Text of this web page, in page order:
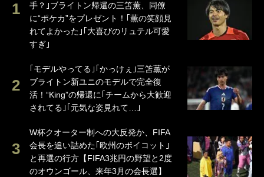
手？｣ブライトン帰還の三笘薫、同僚
に“ポケカ”をプレゼント！｢薫の笑顔見
れてよかった｣｢大喜びのリュテル可愛
すぎ｣
｢モデルやってる｣｢かっけぇ｣三笘薫が
ブライトン新ユニのモデルで完全復
活！“King”の帰還に｢チームから大歓迎
されてる｣｢元気な姿見れて…｣
W杯クオーター制への大反発か、FIFA
会長を追い詰めた｢欧州のボイコット｣
と再選の行方【FIFA3兆円の野望と2度
のオウンゴール、来年3月の会長選】